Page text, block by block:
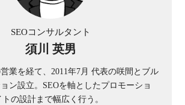
SEOコンサルタント
須川 英男
業を経て、2011年7月 代表の咲間とブル
ン設立。SEOを軸としたプロモーショ
の設計まで幅広く行う。